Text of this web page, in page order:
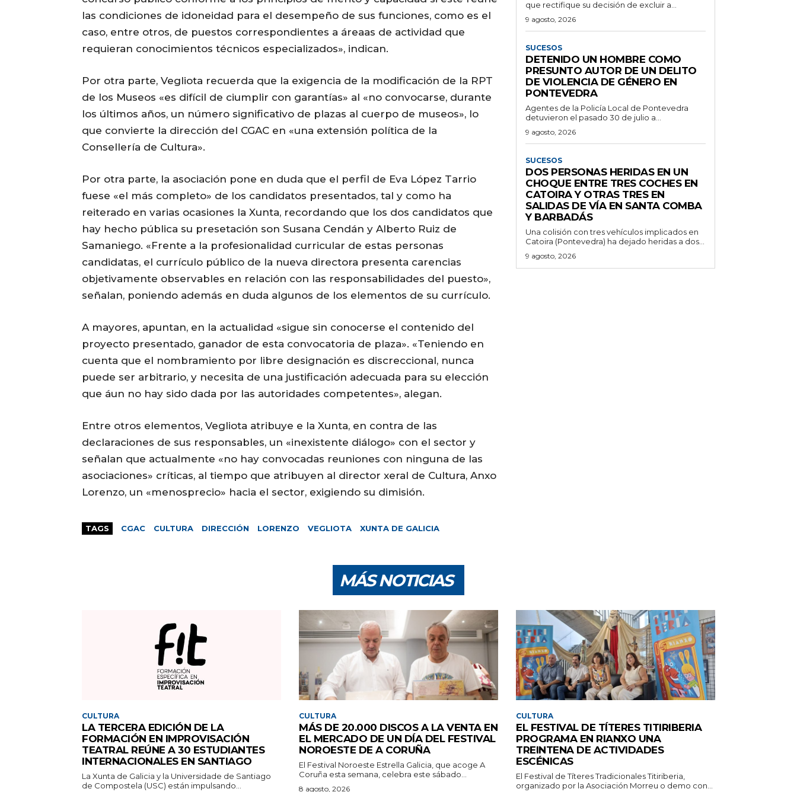
las condiciones de idoneidad para el desempeño de sus funciones, como es el
caso, entre otros, de puestos correspondientes a áreaas de actividad que
requieran conocimientos técnicos especializados», indican.
Por otra parte, Vegliota recuerda que la exigencia de la modificación de la RPT
de los Museos «es difícil de ciumplir con garantías» al «no convocarse, durante
los últimos años, un número significativo de plazas al cuerpo de museos», lo
que convierte la dirección del CGAC en «una extensión política de la
Consellería de Cultura».
Por otra parte, la asociación pone en duda que el perfil de Eva López Tarrio
fuese «el más completo» de los candidatos presentados, tal y como ha
reiterado en varias ocasiones la Xunta, recordando que los dos candidatos que
hay hecho pública su presetación son Susana Cendán y Alberto Ruiz de
Samaniego. «Frente a la profesionalidad curricular de estas personas
candidatas, el currículo público de la nueva directora presenta carencias
objetivamente observables en relación con las responsabilidades del puesto»,
señalan, poniendo además en duda algunos de los elementos de su currículo.
A mayores, apuntan, en la actualidad «sigue sin conocerse el contenido del
proyecto presentado, ganador de esta convocatoria de plaza». «Teniendo en
cuenta que el nombramiento por libre designación es discreccional, nunca
puede ser arbitrario, y necesita de una justificación adecuada para su elección
que áun no hay sido dada por las autoridades competentes», alegan.
Entre otros elementos, Vegliota atribuye e la Xunta, en contra de las
declaraciones de sus responsables, un «inexistente diálogo» con el sector y
señalan que actualmente «no hay convocadas reuniones con ninguna de las
asociaciones» críticas, al tiempo que atribuyen al director xeral de Cultura, Anxo
Lorenzo, un «menosprecio» hacia el sector, exigiendo su dimisión.
TAGS CGAC CULTURA DIRECCIÓN LORENZO VEGLIOTA XUNTA DE GALICIA
que rectifique su decisión de excluir a...
9 agosto, 2026
SUCESOS
DETENIDO UN HOMBRE COMO
PRESUNTO AUTOR DE UN DELITO
DE VIOLENCIA DE GÉNERO EN
PONTEVEDRA
Agentes de la Policía Local de Pontevedra
detuvieron el pasado 30 de julio a...
9 agosto, 2026
SUCESOS
DOS PERSONAS HERIDAS EN UN
CHOQUE ENTRE TRES COCHES EN
CATOIRA Y OTRAS TRES EN
SALIDAS DE VÍA EN SANTA COMBA
Y BARBADÁS
Una colisión con tres vehículos implicados en
Catoira (Pontevedra) ha dejado heridas a dos...
9 agosto, 2026
MÁS NOTICIAS
CULTURA
LA TERCERA EDICIÓN DE LA
FORMACIÓN EN IMPROVISACIÓN
TEATRAL REÚNE A 30 ESTUDIANTES
INTERNACIONALES EN SANTIAGO
La Xunta de Galicia y la Universidade de Santiago
de Compostela (USC) están impulsando...
CULTURA
MÁS DE 20.000 DISCOS A LA VENTA EN
EL MERCADO DE UN DÍA DEL FESTIVAL
NOROESTE DE A CORUÑA
El Festival Noroeste Estrella Galicia, que acoge A
Coruña esta semana, celebra este sábado...
8 agosto, 2026
CULTURA
EL FESTIVAL DE TÍTERES TITIRIBERIA
PROGRAMA EN RIANXO UNA
TREINTENA DE ACTIVIDADES
ESCÉNICAS
El Festival de Títeres Tradicionales Titiriberia,
organizado por la Asociación Morreu o demo con...